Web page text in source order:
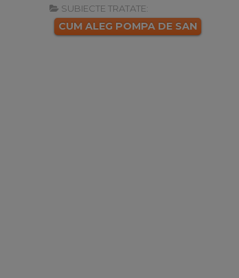
SUBIECTE TRATATE:
CUM ALEG POMPA DE SAN